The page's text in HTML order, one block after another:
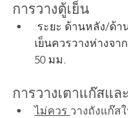
การวางตู้เย็น
เย็นควรวางห่างจา
50 มม.
การวางเตาแก๊สแล
ไม่ควร วางถังแก๊ส